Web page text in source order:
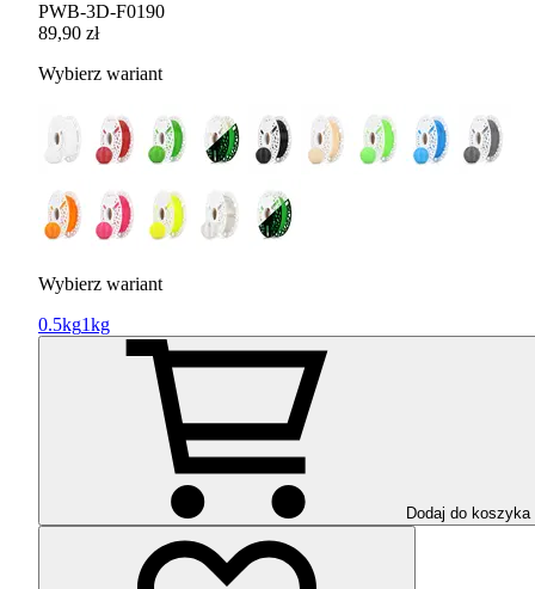
PWB-3D-F0190
89,90 zł
Wybierz wariant
Wybierz wariant
0.5kg1kg
Dodaj do koszyka